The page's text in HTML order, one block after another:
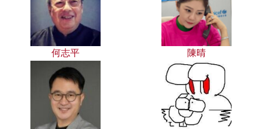
何志平 陳晴